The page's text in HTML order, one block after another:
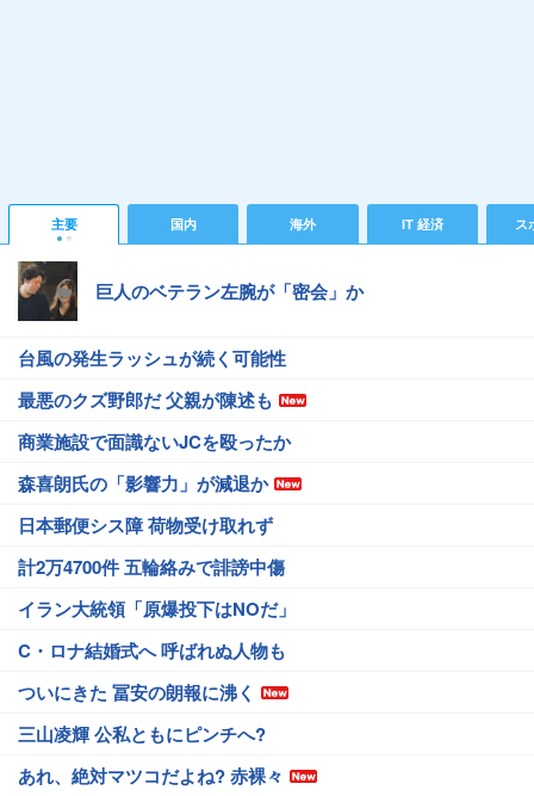
主要 国内 海外 IT 経済 ス
巨人のベテラン左腕が「密会」か
台風の発生ラッシュが続く可能性
最悪のクズ野郎だ 父親が陳述も
商業施設で面識ないJCを殴ったか
森喜朗氏の「影響力」が減退か
日本郵便シス障 荷物受け取れず
計2万4700件 五輪絡みで誹謗中傷
イラン大統領「原爆投下はNOだ」
C・ロナ結婚式へ 呼ばれぬ人物も
ついにきた 冨安の朗報に沸く
三山凌輝 公私ともにピンチへ?
あれ、絶対マツコだよね? 赤裸々